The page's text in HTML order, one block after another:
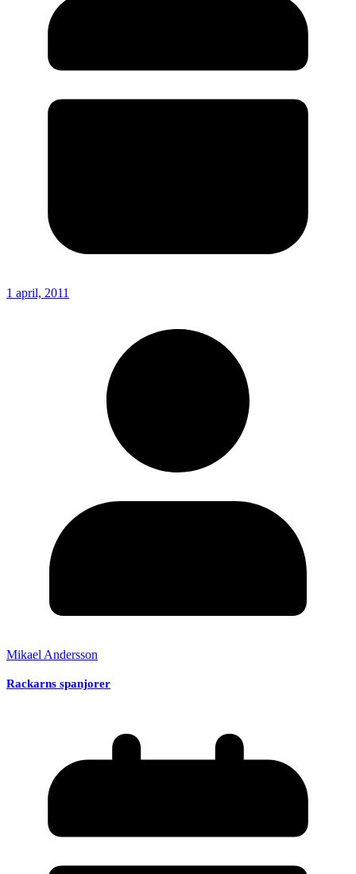
1 april, 2011
Mikael Andersson
Rackarns spanjorer